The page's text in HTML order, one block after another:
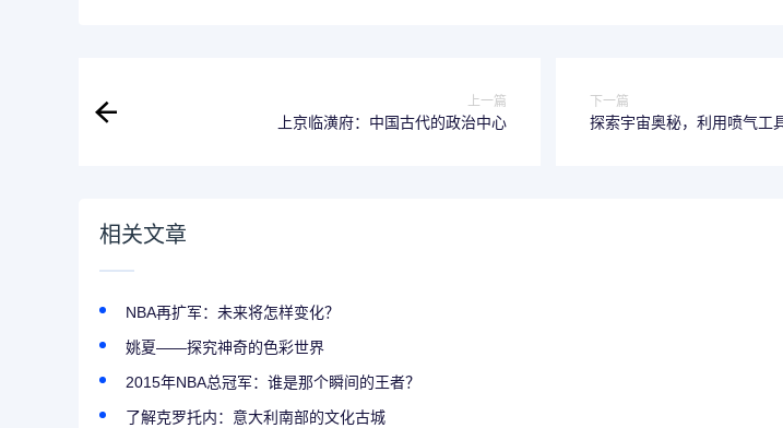
上一篇
上京临潢府：中国古代的政治中心
下一篇
探索宇宙奥秘，利用喷气工
相关文章
NBA再扩军：未来将怎样变化？
姚夏——探究神奇的色彩世界
2015年NBA总冠军：谁是那个瞬间的王者？
了解克罗托内：意大利南部的文化古城